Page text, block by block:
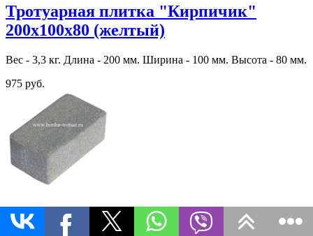
Тротуарная плитка "Кирпичик"
200х100х80 (желтый)
Вес - 3,3 кг. Длина - 200 мм. Ширина - 100 мм. Высота - 80 мм.
975 руб.
Тротуарная плитка "Кирпичик"
200х100х60 (Эдельвейс)